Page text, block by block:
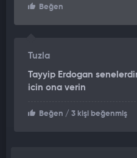
Beğen
Tuzla
Tayyip Erdogan
icin ona verin
Beğen / 3 kişi beğenmiş